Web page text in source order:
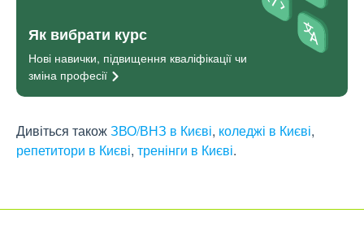
Як вибрати курс
Нові навички, підвищення кваліфікації чи
зміна професії
Дивіться такожЗВО/ВНЗ в Києві, коледжі в Києві,
репетитори в Києві, тренінги в Києві.